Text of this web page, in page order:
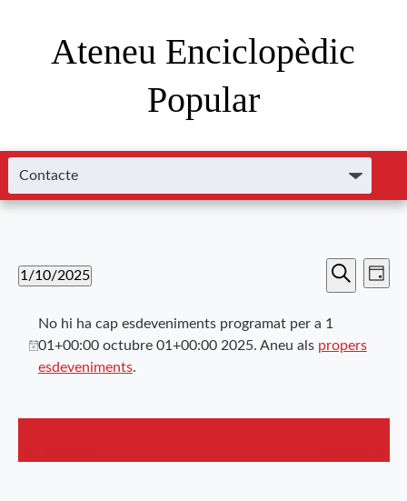
Ateneu Enciclopèdic
Popular
i
Cerca de
Dia
1/10/2025
una
data.
No hi ha cap esdeveniments programat per a 1
01+00:00 octubre 01+00:00 2025. Aneu als propers
esdeveniments.